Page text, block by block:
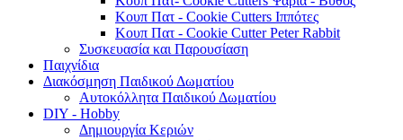
Κουπ Πατ - Cookie Cutters Ιππότες
Κουπ Πατ - Cookie Cutter Peter Rabbit
Συσκευασία και Παρουσίαση
Παιχνίδια
Διακόσμηση Παιδικού Δωματίου
Αυτοκόλλητα Παιδικού Δωματίου
DIY - Hobby
Δημιουργία Κεριών